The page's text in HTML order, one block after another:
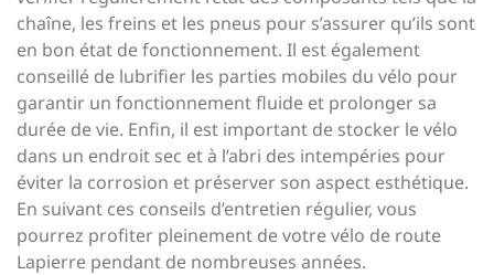
chaîne, les freins et les pneus pour s’assurer qu’ils sont
en bon état de fonctionnement. Il est également
conseillé de lubrifier les parties mobiles du vélo pour
garantir un fonctionnement fluide et prolonger sa
durée de vie. Enfin, il est important de stocker le vélo
dans un endroit sec et à l’abri des intempéries pour
éviter la corrosion et préserver son aspect esthétique.
En suivant ces conseils d’entretien régulier, vous
pourrez profiter pleinement de votre vélo de route
Lapierre pendant de nombreuses années.